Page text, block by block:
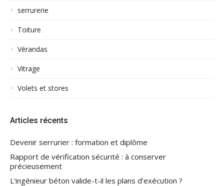
serrurerie
Toiture
Vérandas
Vitrage
Volets et stores
Articles récents
Devenir serrurier : formation et diplôme
Rapport de vérification sécurité : à conserver
précieusement
L’ingénieur béton valide-t-il les plans d’exécution ?